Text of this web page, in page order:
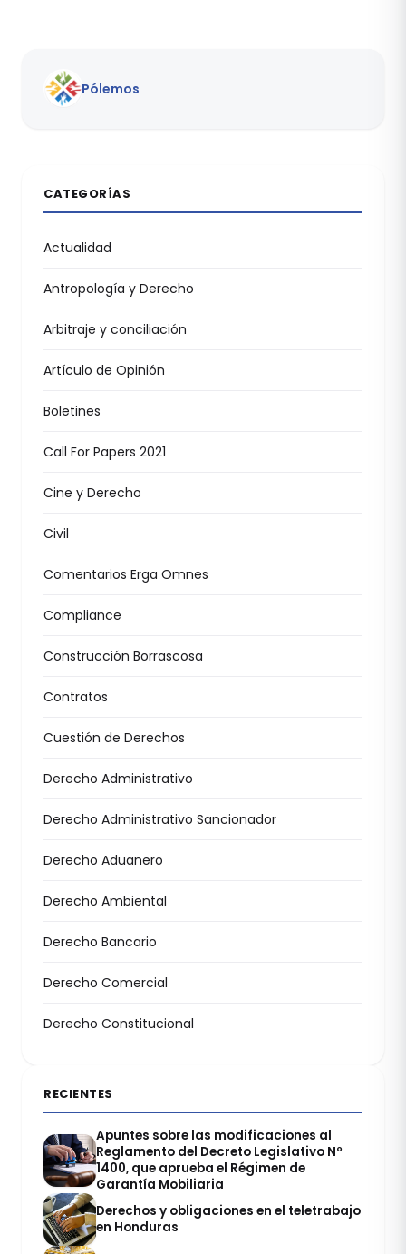
Pólemos
CATEGORÍAS
Actualidad
Antropología y Derecho
Arbitraje y conciliación
Artículo de Opinión
Boletines
Call For Papers 2021
Cine y Derecho
Civil
Comentarios Erga Omnes
Compliance
Construcción Borrascosa
Contratos
Cuestión de Derechos
Derecho Administrativo
Derecho Administrativo Sancionador
Derecho Aduanero
Derecho Ambiental
Derecho Bancario
Derecho Comercial
Derecho Constitucional
RECIENTES
Apuntes sobre las modificaciones al
Reglamento del Decreto Legislativo Nº
1400, que aprueba el Régimen de
Garantía Mobiliaria
Derechos y obligaciones en el teletrabajo
en Honduras